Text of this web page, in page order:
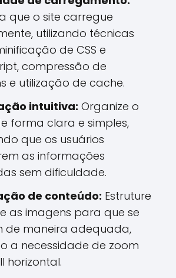
que o site carregue
utilizando técnicas
de CSS e
compressão de
e utilização de cache.
intuitiva: Organize o
forma clara e simples,
que os usuários
as informações
sem dificuldade.
de conteúdo: Estruture
as imagens para que se
de maneira adequada,
a necessidade de zoom
horizontal.